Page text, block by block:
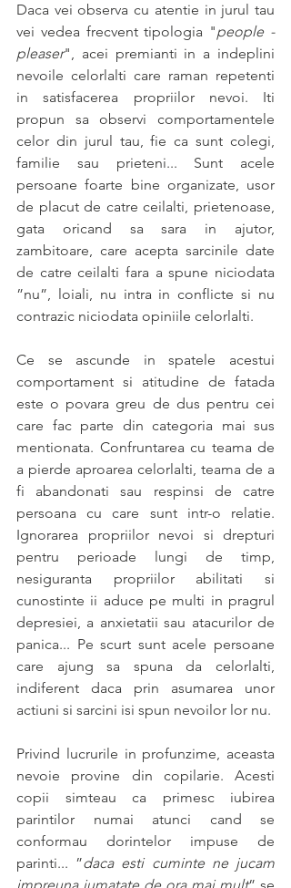
Daca vei observa cu atentie in jurul tau
vei vedea frecvent tipologia "people -
pleaser", acei premianti in a indeplini
nevoile celorlalti care raman repetenti
in satisfacerea propriilor nevoi. Iti
propun sa observi comportamentele
celor din jurul tau, fie ca sunt colegi,
familie sau prieteni... Sunt acele
persoane foarte bine organizate, usor
de placut de catre ceilalti, prietenoase,
gata oricand sa sara in ajutor,
zambitoare, care acepta sarcinile date
de catre ceilalti fara a spune niciodata
”nu”, loiali, nu intra in conflicte si nu
contrazic niciodata opiniile celorlalti.
Ce se ascunde in spatele acestui
comportament si atitudine de fatada
este o povara greu de dus pentru cei
care fac parte din categoria mai sus
mentionata. Confruntarea cu teama de
a pierde aproarea celorlalti, teama de a
fi abandonati sau respinsi de catre
persoana cu care sunt intr-o relatie.
Ignorarea propriilor nevoi si drepturi
pentru perioade lungi de timp,
nesiguranta propriilor abilitati si
cunostinte ii aduce pe multi in pragrul
depresiei, a anxietatii sau atacurilor de
panica... Pe scurt sunt acele persoane
care ajung sa spuna da celorlalti,
indiferent daca prin asumarea unor
actiuni si sarcini isi spun nevoilor lor nu.
Privind lucrurile in profunzime, aceasta
nevoie provine din copilarie. Acesti
copii simteau ca primesc iubirea
parintilor numai atunci cand se
conformau dorintelor impuse de
parinti... ”daca esti cuminte ne jucam